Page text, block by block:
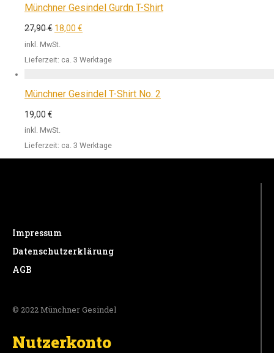
Münchner Gesindel Gurdn T-Shirt
27,90€ 18,00 €
inkl. MwSt.
Lieferzeit: ca. 3 Werktage
Münchner Gesindel T-Shirt No. 2
19,00 €
inkl. MwSt.
Lieferzeit: ca. 3 Werktage
Impressum
Datenschutzerklärung
AGB
© 2022 Münchner Gesindel
Nutzerkonto